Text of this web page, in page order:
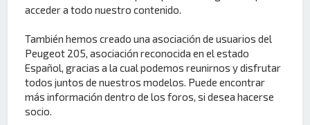
acceder a todo nuestro contenido.
También hemos creado una asociación de usuarios del
Peugeot 205, asociación reconocida en el estado
Español, gracias a la cual podemos reunirnos y disfrutar
todos juntos de nuestros modelos. Puede encontrar
más información dentro de los foros, si desea hacerse
socio.